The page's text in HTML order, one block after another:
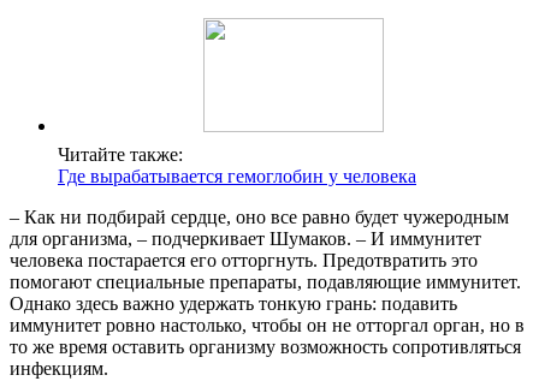
Читайте также:
Где вырабатывается гемоглобин у человека
– Как ни подбирай сердце, оно все равно будет чужеродным
для организма, – подчеркивает Шумаков. – И иммунитет
человека постарается его отторгнуть. Предотвратить это
помогают специальные препараты, подавляющие иммунитет.
Однако здесь важно удержать тонкую грань: подавить
иммунитет ровно настолько, чтобы он не отторгал орган, но в
то же время оставить организму возможность сопротивляться
инфекциям.